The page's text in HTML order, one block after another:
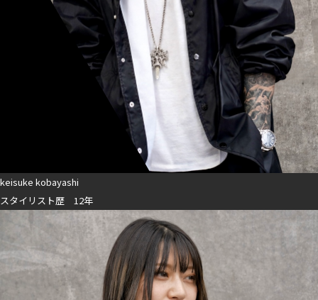
keisuke kobayashi
スタイリスト歴 12年